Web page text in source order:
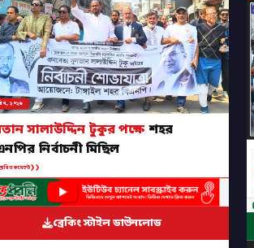
৭, ২০২৬
সালাউদ্দিন টুকুর পক্ষে শহর
নির্বাচনী মিছিল
কমেন্টে❯❯
ব্রেকিং স্টাইল ডাউনলোড